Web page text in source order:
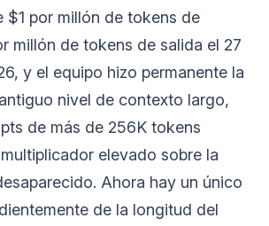
$1 por millón de tokens de
millón de tokens de salida el 27
y el equipo hizo permanente la
nivel de contexto largo,
de más de 256K tokens
elevado sobre la
Ahora hay un único
de la longitud del